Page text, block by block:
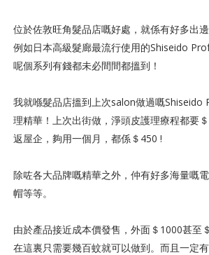
位於佐敦旺角髮品店嘅好處，就係有好多出
例如日本高級髮廊最流行使用的Shiseido
呢個系列有錢都未必間間都搵到！
我就喺髮品店搵到上次salon做過嘅Shiseido
理精華！上次出街做，淨頭皮護理療程都要
返屋企，夠用一個月，都係＄450 !
除咗各大品牌嘅精華之外，仲有好多海量嘅
帽等等。
由於產品接近成本價發售，外面＄1000甚至
在這裏只需要幾百蚊就可以做到。而且一定